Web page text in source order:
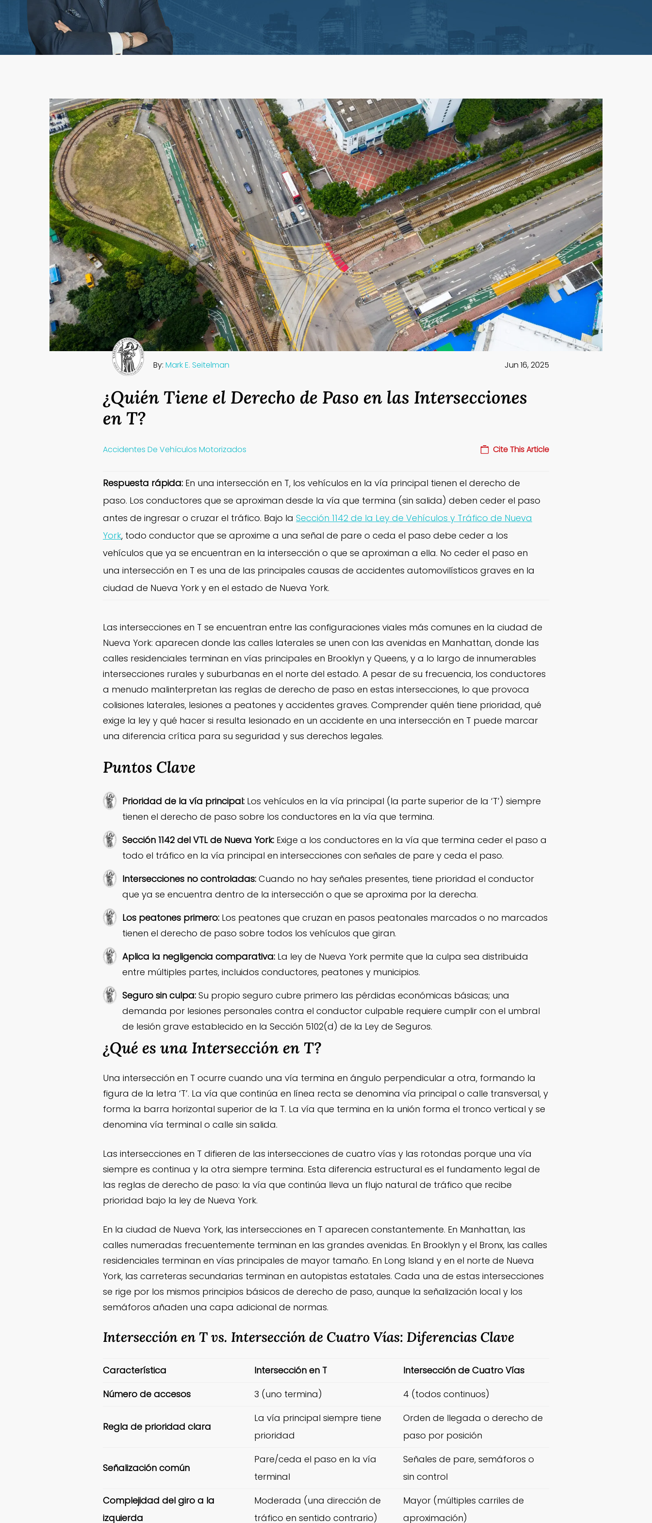
Mordeduras de Perro
Responsabilidad de Propiedades Seguro Comercial
Disputas por Reclamaciones de Seguro de
Primera Parte
By: Mark E. Seitelman Jun 16, 2025
¿Quién Tiene el Derecho de Paso en las Intersecciones
en T?
Accidentes De Vehículos Motorizados Cite This Article
Respuesta rápida: En una intersección en T, los vehículos en la vía principal tienen el derecho de
paso. Los conductores que se aproximan desde la vía que termina (sin salida) deben ceder el paso
antes de ingresar o cruzar el tráfico. Bajo la Sección 1142 de la Ley de Vehículos y Tráfico de Nueva
York, todo conductor que se aproxime a una señal de pare o ceda el paso debe ceder a los
vehículos que ya se encuentran en la intersección o que se aproximan a ella. No ceder el paso en
una intersección en T es una de las principales causas de accidentes automovilísticos graves en la
ciudad de Nueva York y en el estado de Nueva York.
Las intersecciones en T se encuentran entre las configuraciones viales más comunes en la ciudad de
Nueva York: aparecen donde las calles laterales se unen con las avenidas en Manhattan, donde las
calles residenciales terminan en vías principales en Brooklyn y Queens, y a lo largo de innumerables
intersecciones rurales y suburbanas en el norte del estado. A pesar de su frecuencia, los conductores
a menudo malinterpretan las reglas de derecho de paso en estas intersecciones, lo que provoca
colisiones laterales, lesiones a peatones y accidentes graves. Comprender quién tiene prioridad, qué
exige la ley y qué hacer si resulta lesionado en un accidente en una intersección en T puede marcar
una diferencia crítica para su seguridad y sus derechos legales.
Puntos Clave
Prioridad de la vía principal: Los vehículos en la vía principal (la parte superior de la ‘T’) siempre
tienen el derecho de paso sobre los conductores en la vía que termina.
Sección 1142 del VTL de Nueva York: Exige a los conductores en la vía que termina ceder el paso a
todo el tráfico en la vía principal en intersecciones con señales de pare y ceda el paso.
Intersecciones no controladas: Cuando no hay señales presentes, tiene prioridad el conductor
que ya se encuentra dentro de la intersección o que se aproxima por la derecha.
Los peatones primero: Los peatones que cruzan en pasos peatonales marcados o no marcados
tienen el derecho de paso sobre todos los vehículos que giran.
Aplica la negligencia comparativa: La ley de Nueva York permite que la culpa sea distribuida
entre múltiples partes, incluidos conductores, peatones y municipios.
Seguro sin culpa: Su propio seguro cubre primero las pérdidas económicas básicas; una
demanda por lesiones personales contra el conductor culpable requiere cumplir con el umbral
de lesión grave establecido en la Sección 5102(d) de la Ley de Seguros.
¿Qué es una Intersección en T?
Una intersección en T ocurre cuando una vía termina en ángulo perpendicular a otra, formando la
figura de la letra ‘T’. La vía que continúa en línea recta se denomina vía principal o calle transversal, y
forma la barra horizontal superior de la T. La vía que termina en la unión forma el tronco vertical y se
denomina vía terminal o calle sin salida.
Las intersecciones en T difieren de las intersecciones de cuatro vías y las rotondas porque una vía
siempre es continua y la otra siempre termina. Esta diferencia estructural es el fundamento legal de
las reglas de derecho de paso: la vía que continúa lleva un flujo natural de tráfico que recibe
prioridad bajo la ley de Nueva York.
En la ciudad de Nueva York, las intersecciones en T aparecen constantemente. En Manhattan, las
calles numeradas frecuentemente terminan en las grandes avenidas. En Brooklyn y el Bronx, las calles
residenciales terminan en vías principales de mayor tamaño. En Long Island y en el norte de Nueva
York, las carreteras secundarias terminan en autopistas estatales. Cada una de estas intersecciones
se rige por los mismos principios básicos de derecho de paso, aunque la señalización local y los
semáforos añaden una capa adicional de normas.
Intersección en T vs. Intersección de Cuatro Vías: Diferencias Clave
Característica Intersección en T
Intersección de Cuatro Vías
Número de accesos
3 (uno termina) 4 (todos continuos)
Regla de prioridad clara
La vía principal siempre tiene
prioridad
Orden de llegada o derecho de
paso por posición
Señalización común
Pare/ceda el paso en la vía
terminal
Señales de pare, semáforos o
sin control
Complejidad del giro a la
izquierda
Moderada (una dirección de
tráfico en sentido contrario)
Mayor (múltiples carriles de
aproximación)